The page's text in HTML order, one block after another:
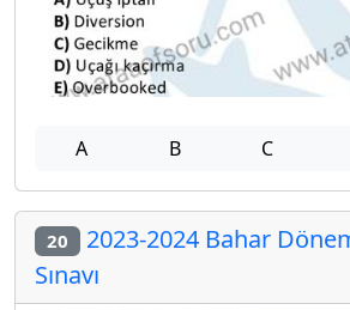
A B C
20 2023-2024 Bahar
Sınavı